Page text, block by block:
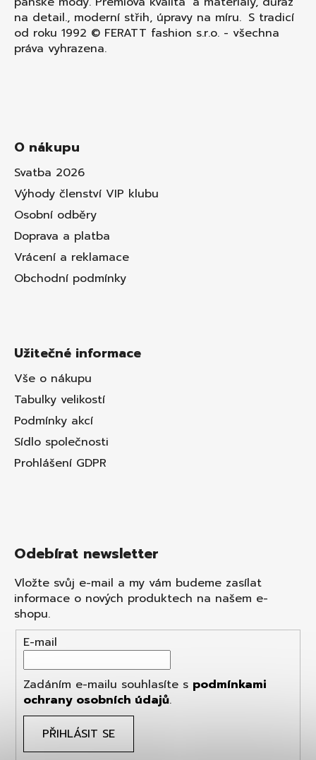
na detail., moderní střih, úpravy na míru. S tradicí
od roku 1992 © FERATT fashion s.r.o. - všechna
práva vyhrazena.
O nákupu
Svatba 2026
Výhody členství VIP klubu
Osobní odběry
Doprava a platba
Vrácení a reklamace
Obchodní podmínky
Užitečné informace
Vše o nákupu
Tabulky velikostí
Podmínky akcí
Sídlo společnosti
Prohlášení GDPR
Odebírat newsletter
Vložte svůj e-mail a my vám budeme zasílat
informace o nových produktech na našem e-
shopu.
E-mail
Zadáním e-mailu souhlasíte s podmínkami
ochrany osobních údajů.
PŘIHLÁSIT SE